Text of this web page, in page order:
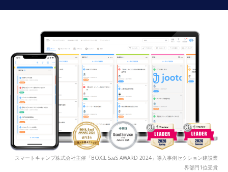
スマートキャンプ株式会社主催「BOXIL SaaS AWARD 2024」導入事例セクション建設業
界部門1位受賞